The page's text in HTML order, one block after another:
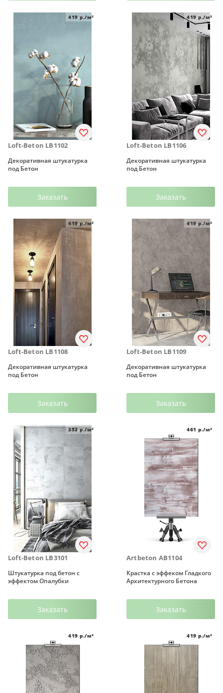
Loft-Beton LB1102
Декоративная штукатурка
под Бетон
419р./м²
Заказать
Loft-Beton LB1106
Декоративная штукатурка
под Бетон
419 р./м²
Заказать
Loft-Beton LB1108
Декоративная штукатурка
под Бетон
419р./м²
Заказать
Loft-Beton LB1109
Декоративная штукатурка
под Бетон
419р./м²
Заказать
Loft-Beton LB3101
Штукатурка под бетон с
эффектом Опалубки
353р./м²
Заказать
Artbeton AB1104
Крастка с эффеком Гладкого
Архитектурного Бетона
461 р./м²
Заказать
419 р./м² 419 р./м²